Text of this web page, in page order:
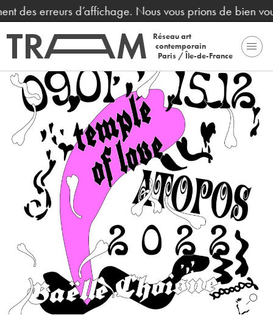
erreurs d’affichage. Nous vous prions de bien vouloir
Réseau art
contemporain
Paris / Île-de-France